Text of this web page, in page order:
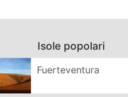
Isole popolari
Fuerteventura